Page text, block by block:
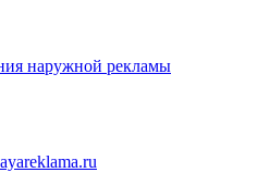
наружной рекламы